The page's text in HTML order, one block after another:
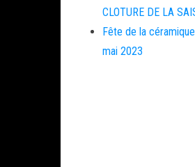
CLOTURE DE LA
Fête de la
mai 2023